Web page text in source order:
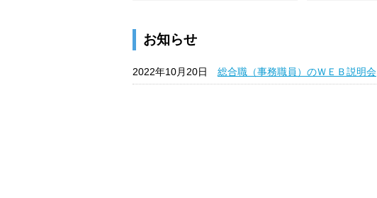
お知らせ
2022年10月20日 総合職（事務職員）のＷＥＢ説明会